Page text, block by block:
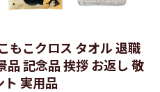
もこクロス タオル 退職
品 記念品 挨拶 お返し 敬
ト 実用品